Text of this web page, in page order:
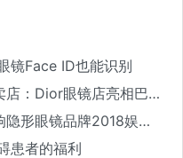
镜Face ID也能识别
全球高级时装界第一家眼镜专卖店：Dior眼镜店亮相巴黎！
《恋爱先生》为海昌赋能，打响隐形眼镜品牌2018娱乐营销第一枪
患者的福利